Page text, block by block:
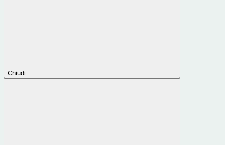
Chiudi